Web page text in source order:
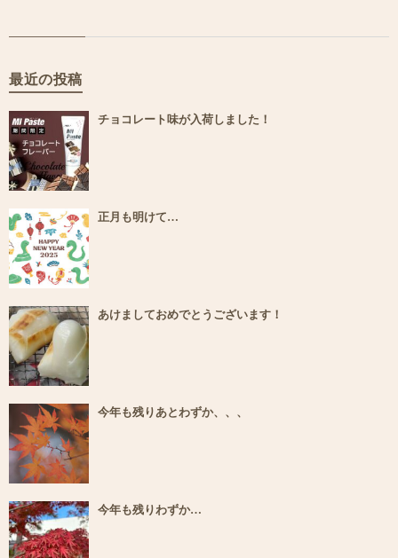
最近の投稿
チョコレート味が入荷しました！
正月も明けて…
あけましておめでとうございます！
今年も残りあとわずか、、、
今年も残りわずか…